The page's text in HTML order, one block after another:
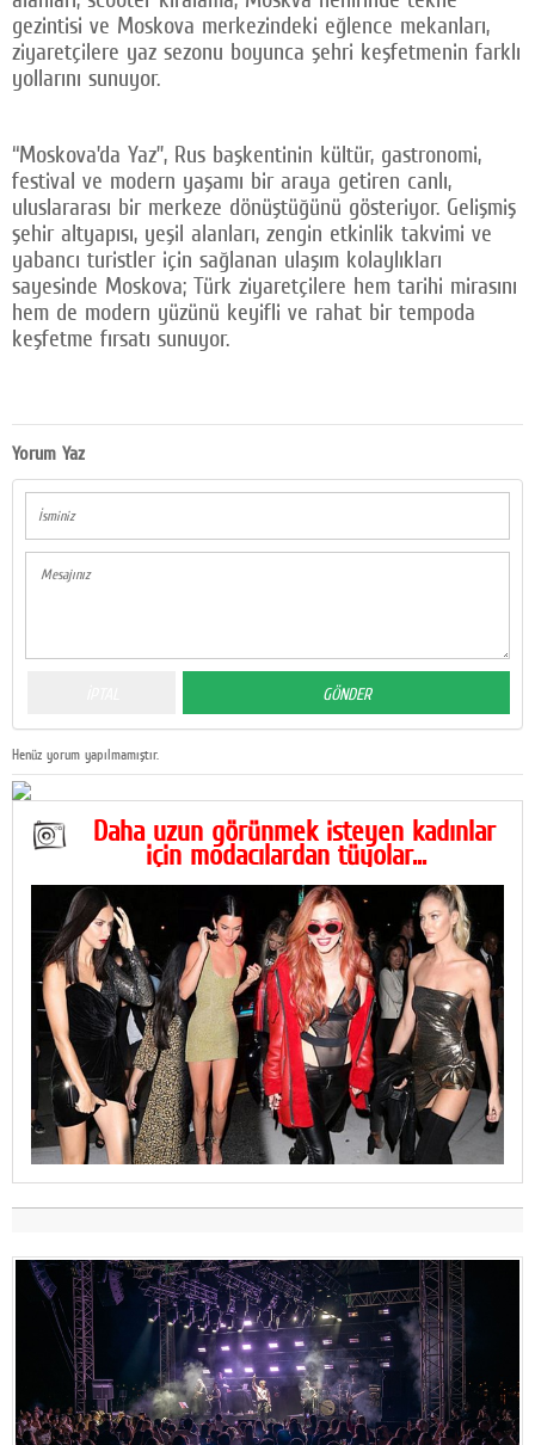
gezintisi ve Moskova merkezindeki eğlence mekanları,
ziyaretçilere yaz sezonu boyunca şehri keşfetmenin farklı
yollarını sunuyor.
“Moskova’da Yaz”, Rus başkentinin kültür, gastronomi,
festival ve modern yaşamı bir araya getiren canlı,
uluslararası bir merkeze dönüştüğünü gösteriyor. Gelişmiş
şehir altyapısı, yeşil alanları, zengin etkinlik takvimi ve
yabancı turistler için sağlanan ulaşım kolaylıkları
sayesinde Moskova; Türk ziyaretçilere hem tarihi mirasını
hem de modern yüzünü keyifli ve rahat bir tempoda
keşfetme fırsatı sunuyor.
Yorum Yaz
Henüz yorum yapılmamıştır.
Daha uzun görünmek isteyen kadınlar
için modacılardan tüyolar...